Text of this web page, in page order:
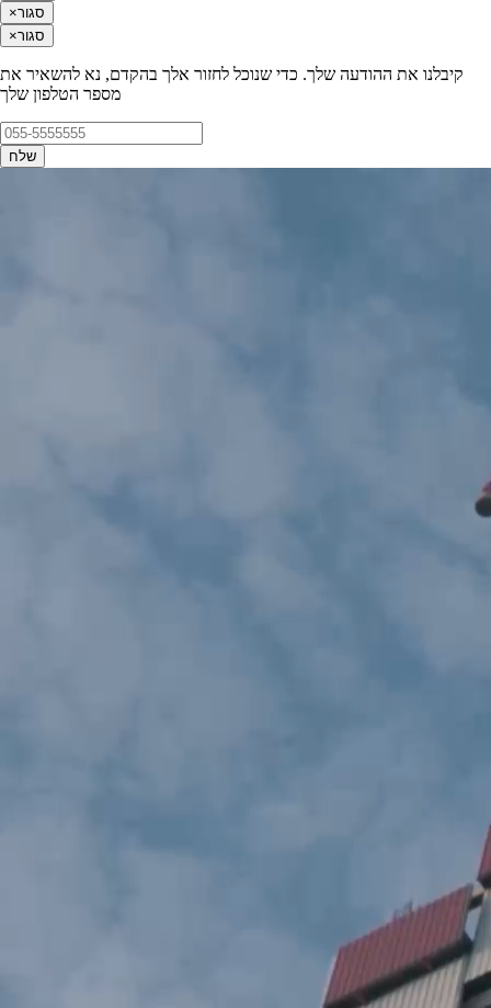
×סגור
×סגור
קיבלנו את ההודעה שלך. כדי שנוכל לחזור אלך בהקדם, נא להשאיר את
מספר הטלפון שלך
שלח